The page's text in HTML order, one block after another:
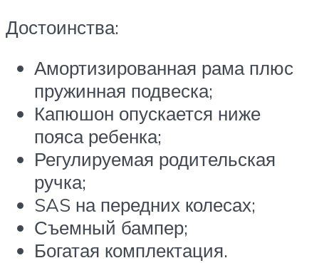
Достоинства:
Амортизированная рама плюс
пружинная подвеска;
Капюшон опускается ниже
пояса ребенка;
Регулируемая родительская
ручка;
SAS на передних колесах;
Съемный бампер;
Богатая комплектация.